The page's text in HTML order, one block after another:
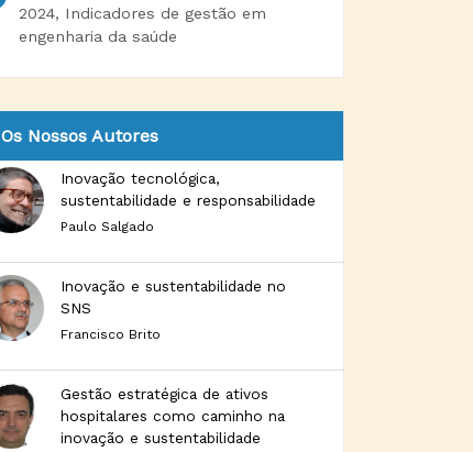
2024, Indicadores de gestão em
engenharia da saúde
Os Nossos Autores
Inovação tecnológica,
sustentabilidade e responsabilidade
Paulo Salgado
Inovação e sustentabilidade no
SNS
Francisco Brito
Gestão estratégica de ativos
hospitalares como caminho na
inovação e sustentabilidade